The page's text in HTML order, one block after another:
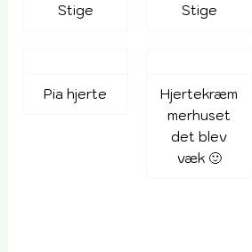
Stige Stige
Pia hjerte
Hjertekræm
merhuset
det blev
væk 🙂